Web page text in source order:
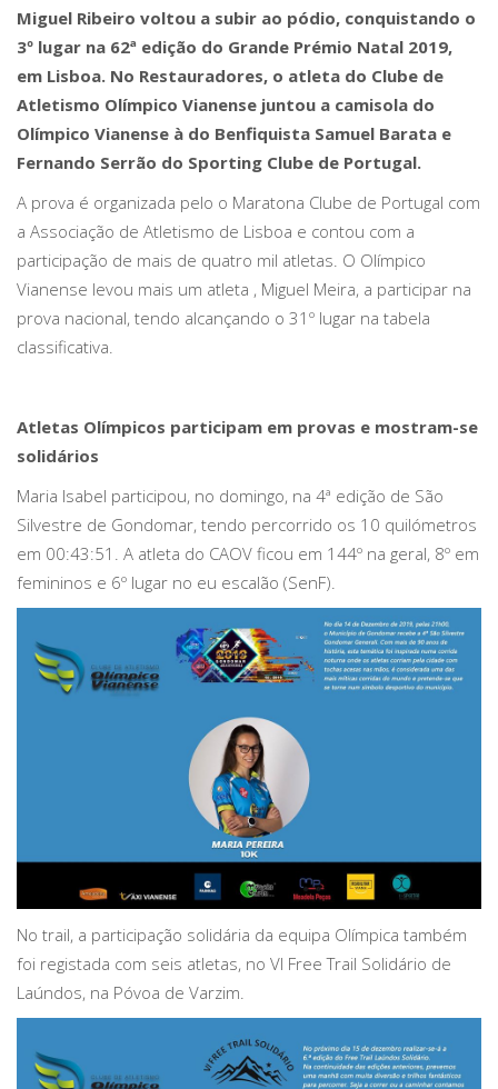
Miguel Ribeiro voltou a subir ao pódio, conquistando o
3º lugar na 62ª edição do Grande Prémio Natal 2019,
em Lisboa. No Restauradores, o atleta do Clube de
Atletismo Olímpico Vianense juntou a camisola do
Olímpico Vianense à do Benfiquista Samuel Barata e
Fernando Serrão do Sporting Clube de Portugal.
A prova é organizada pelo o Maratona Clube de Portugal com
a Associação de Atletismo de Lisboa e contou com a
participação de mais de quatro mil atletas. O Olímpico
Vianense levou mais um atleta , Miguel Meira, a participar na
prova nacional, tendo alcançando o 31º lugar na tabela
classificativa.
Atletas Olímpicos participam em provas e mostram-se
solidários
Maria Isabel participou, no domingo, na 4ª edição de São
Silvestre de Gondomar, tendo percorrido os 10 quilómetros
em 00:43:51. A atleta do CAOV ficou em 144º na geral, 8º em
femininos e 6º lugar no eu escalão (SenF).
No trail, a participação solidária da equipa Olímpica também
foi registada com seis atletas, no VI Free Trail Solidário de
Laúndos, na Póvoa de Varzim.